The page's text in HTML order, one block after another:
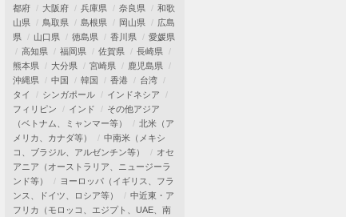
都府
大阪府 兵庫県 奈良県
和歌
山県
鳥取県 島根県 岡山県
広島
県
山口県 徳島県 香川県
愛媛県
高知県
福岡県 佐賀県
長崎県
熊本県
大分県 宮崎県
鹿児島県
沖縄県
中国 韓国 香港
台湾
タイ
シンガポール
インドネシア
フィリピン
インド
その他アジア
（ベトナム、ミャンマー等）
北米（ア
メリカ、カナダ等）
中南米（メキシ
コ、ブラジル、アルゼンチン等）
オセ
アニア（オーストラリア、ニュージーラ
ンド等）
ヨーロッパ（イギリス、フラ
ンス、ドイツ、ロシア等）
中近東・ア
フリカ（モロッコ、エジプト、UAE、南